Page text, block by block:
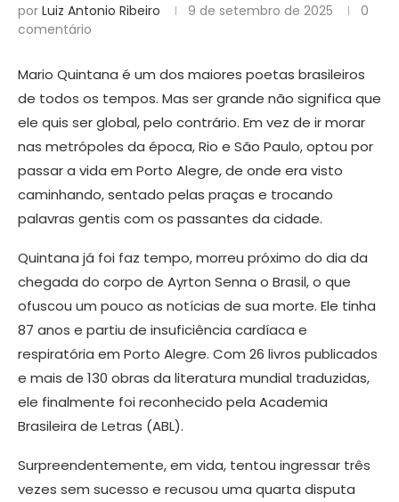
por Luiz Antonio Ribeiro 9 de setembro de 2025
0
comentário
Mario Quintana é um dos maiores poetas brasileiros
de todos os tempos. Mas ser grande não significa que
ele quis ser global, pelo contrário. Em vez de ir morar
nas metrópoles da época, Rio e São Paulo, optou por
passar a vida em Porto Alegre, de onde era visto
caminhando, sentado pelas praças e trocando
palavras gentis com os passantes da cidade.
Quintana já foi faz tempo, morreu próximo do dia da
chegada do corpo de Ayrton Senna o Brasil, o que
ofuscou um pouco as notícias de sua morte. Ele tinha
87 anos e partiu de insuficiência cardíaca e
respiratória em Porto Alegre. Com 26 livros publicados
e mais de 130 obras da literatura mundial traduzidas,
ele finalmente foi reconhecido pela Academia
Brasileira de Letras (ABL).
Surpreendentemente, em vida, tentou ingressar três
vezes sem sucesso e recusou uma quarta disputa